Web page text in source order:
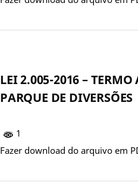
LEI 2.005-2016 –
PARQUE DE DIVERSÕES
1
Fazer download do arquivo em